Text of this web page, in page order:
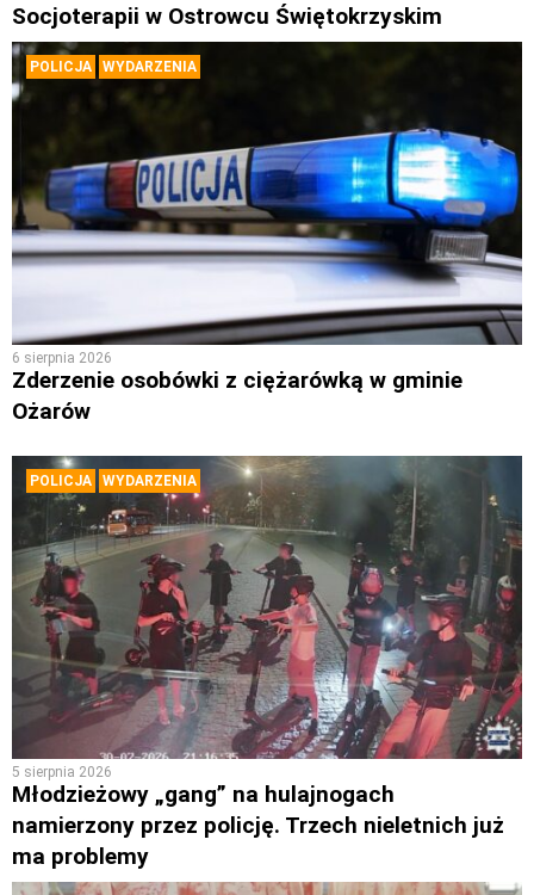
Socjoterapii w Ostrowcu Świętokrzyskim
POLICJA WYDARZENIA
6 sierpnia 2026
Zderzenie osobówki z ciężarówką w gminie
Ożarów
POLICJA WYDARZENIA
5 sierpnia 2026
Młodzieżowy „gang” na hulajnogach
namierzony przez policję. Trzech nieletnich już
ma problemy